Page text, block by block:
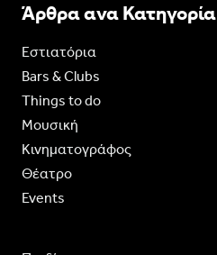
Άρθρα ανα Κατηγορία
Εστιατόρια
Bars & Clubs
Things to do
Moυσική
Κινηματογράφος
Θέατρο
Events